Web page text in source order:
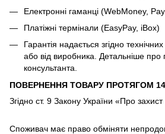
Електронні гаманці (WebMoney,
Платіжні термінали (EasyPay, iBox)
Гарантія надається згідно
або від виробника. Детальніше про
консультанта.
ПОВЕРНЕННЯ ТОВАРУ ПРОТЯГОМ
Згідно ст. 9 Закону України «Про
Споживач має право обміняти